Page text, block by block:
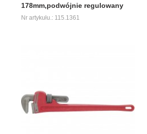
178mm,podwójnie regulowany
Nr artykułu.: 115.1361